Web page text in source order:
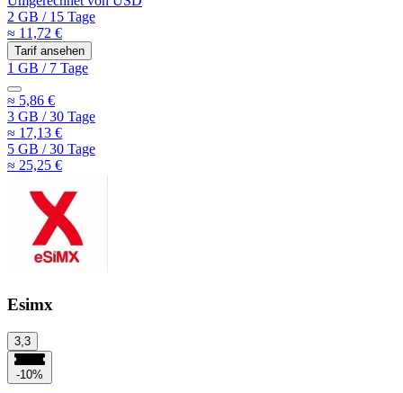
2 GB /15 Tage
≈ 11,72 €
Tarif ansehen
1 GB /7 Tage
≈ 5,86 €
3 GB /30 Tage
≈ 17,13 €
5 GB /30 Tage
≈ 25,25 €
Esimx
3,3
-10%